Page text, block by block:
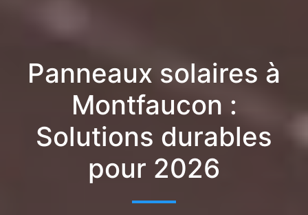
Panneaux solaires à
Montfaucon :
Solutions durables
pour 2026